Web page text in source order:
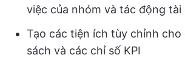
việc của nhóm và tác động tài
Tạo các tiện ích tùy chỉnh cho
sách và các chỉ số KPI